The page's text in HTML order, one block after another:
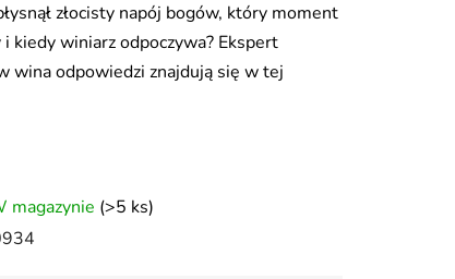
złocisty napój bogów, który moment
kiedy winiarz odpoczywa? Ekspert
wina odpowiedzi znajdują się w tej
magazynie (>5 ks)